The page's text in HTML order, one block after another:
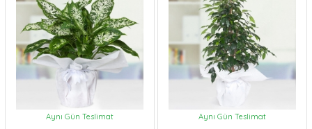
Aynı Gün Teslimat Aynı Gün Teslimat